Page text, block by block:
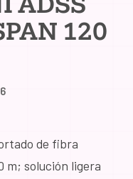
120
de fibra
m; solución ligera